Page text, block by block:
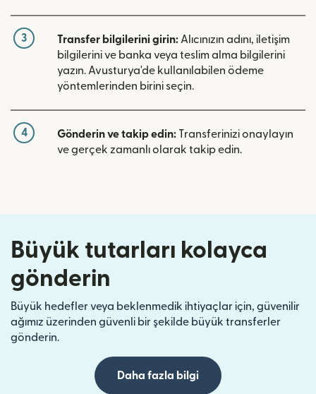
3 Transfer bilgilerini girin:Alıcınızın adını, iletişim
bilgilerini ve banka veya teslim alma bilgilerini
yazın. Avusturya'de kullanılabilen ödeme
yöntemlerinden birini seçin.
4 Gönderin ve takip edin: Transferinizi onaylayın
ve gerçek zamanlı olarak takip edin.
Büyük tutarları kolayca
gönderin
Büyük hedefler veya beklenmedik ihtiyaçlar için, güvenilir
ağımız üzerinden güvenli bir şekilde büyük transferler
gönderin.
Daha fazla bilgi